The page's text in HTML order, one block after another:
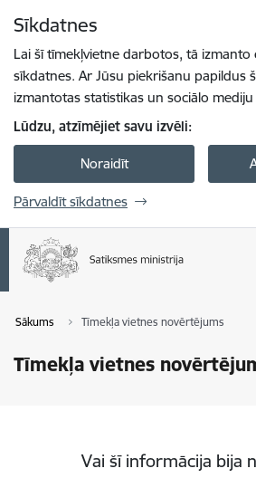
Sīkdatnes
Lai šī tīmekļvietne darbotos, tā izmanto
sīkdatnes. Ar Jūsu piekrišanu papildus
izmantotas statistikas un sociālo
Lūdzu, atzīmējiet savu izvēli:
Noraidīt
Pārvaldīt sīkdatnes
Sākums Tīmekļa vietnes novērtējums
Tīmekļa vietnes
Vai šī informācija bija